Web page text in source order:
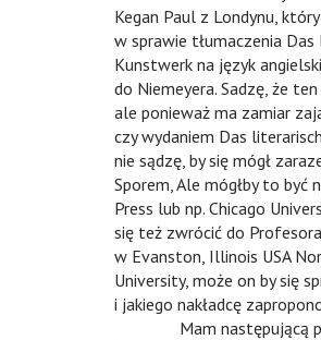
Kegan Paul z Londynu,
w sprawie tłumaczenia Das
Kunstwerk na język
do Niemeyera. Sadzę, że ten
ale ponieważ ma zamiar
czy wydaniem Das
nie sądzę, by się mógł
Sporem, Ale mógłby to być
Press lub np. Chicago
się też zwrócić do
w Evanston, Illinois USA
University, może on by się
i jakiego nakładcę
Mam następującą